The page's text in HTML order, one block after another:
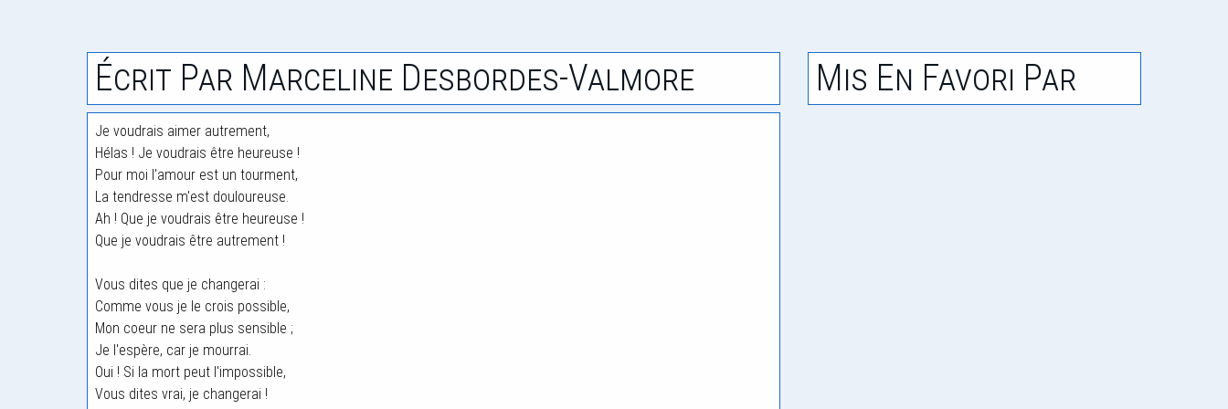
Écrit Par Marceline Desbordes-Valmore
Je voudrais aimer autrement,
Hélas ! Je voudrais être heureuse !
Pour moi l'amour est un tourment,
La tendresse m'est douloureuse.
Ah ! Que je voudrais être heureuse !
Que je voudrais être autrement !
Vous dites que je changerai :
Comme vous je le crois possible,
Mon coeur ne sera plus sensible ;
Je l'espère, car je mourrai.
Oui ! Si la mort peut l'impossible,
Vous dites vrai, je changerai !
Mis En Favori Par